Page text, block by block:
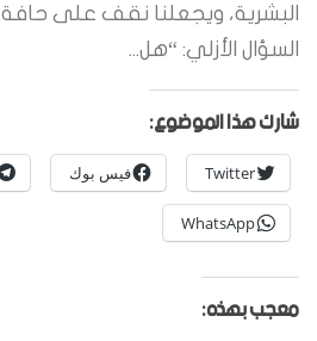
البشرية، ويجعلنا نقف على
السؤال الأزلي: “هل...
شارك هذا الموضوع:
Twitter فيس بوك
WhatsApp
معجب بهذه: